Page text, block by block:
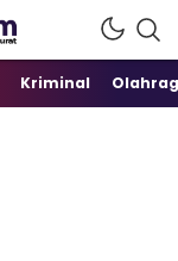
Kriminal